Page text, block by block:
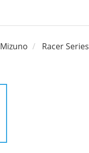
Mizuno Racer Series